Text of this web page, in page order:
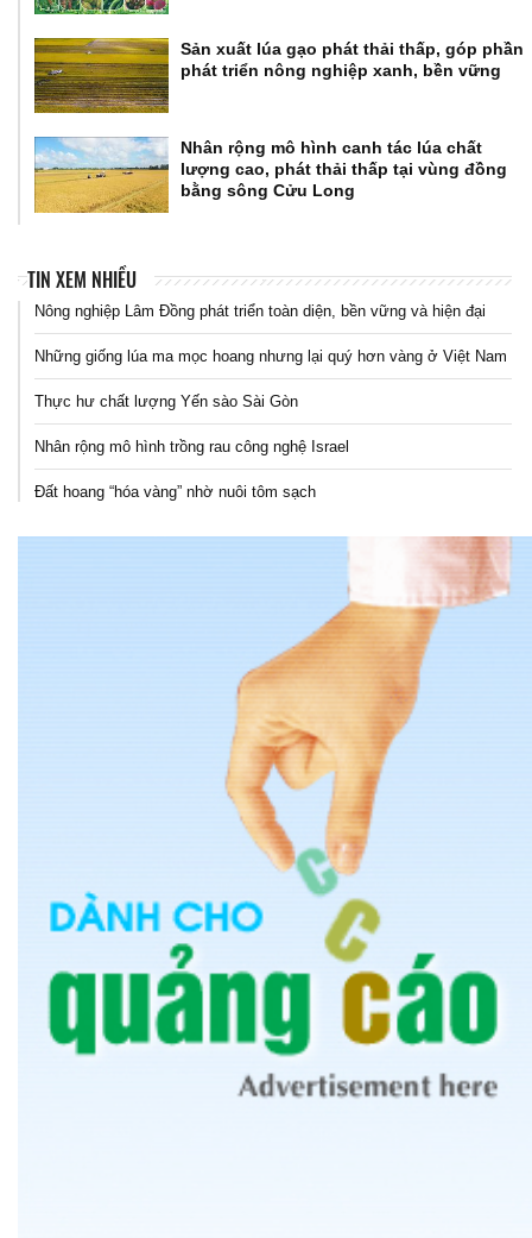
Sản xuất lúa gạo phát thải thấp, góp phần
phát triển nông nghiệp xanh, bền vững
Nhân rộng mô hình canh tác lúa chất
lượng cao, phát thải thấp tại vùng đồng
bằng sông Cửu Long
TIN XEM NHIỀU
Nông nghiệp Lâm Đồng phát triển toàn diện, bền vững và hiện đại
Những giống lúa ma mọc hoang nhưng lại quý hơn vàng ở Việt Nam
Thực hư chất lượng Yến sào Sài Gòn
Nhân rộng mô hình trồng rau công nghệ Israel
Đất hoang “hóa vàng” nhờ nuôi tôm sạch